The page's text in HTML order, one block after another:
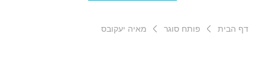
דף הבית פותח סוגר מאיה יעקובס